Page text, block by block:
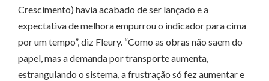
Crescimento) havia acabado de ser lançado e a
expectativa de melhora empurrou o indicador para cima
por um tempo”, diz Fleury. “Como as obras não saem do
papel, mas a demanda por transporte aumenta,
estrangulando o sistema, a frustração só fez aumentar e